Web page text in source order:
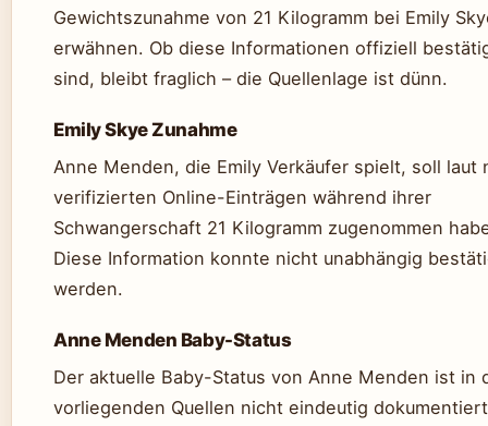
Gewichtszunahme von 21 Kilogramm bei Emily
erwähnen. Ob diese Informationen offiziell
sind, bleibt fraglich – die Quellenlage ist dünn.
Emily Skye Zunahme
Anne Menden, die Emily Verkäufer spielt, soll laut
verifizierten Online-Einträgen während ihrer
Schwangerschaft 21 Kilogramm zugenommen
Diese Information konnte nicht unabhängig
werden.
Anne Menden Baby-Status
Der aktuelle Baby-Status von Anne Menden ist in
vorliegenden Quellen nicht eindeutig